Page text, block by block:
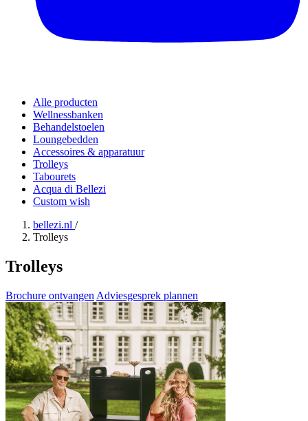
Alle producten
Wellnessbanken
Behandelstoelen
Loungebedden
Accessoires & apparatuur
Trolleys
Tabourets
Acqua di Bellezi
Custom wish
bellezi.nl /
Trolleys
Trolleys
Brochure ontvangen Adviesgesprek plannen